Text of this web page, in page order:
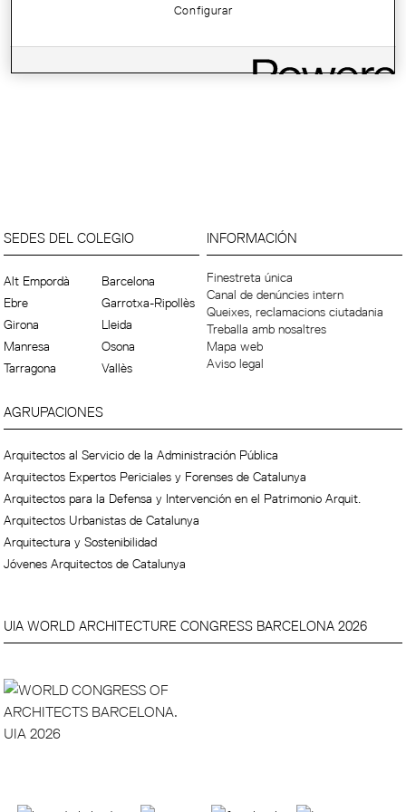
SEDES DEL COLEGIO
Alt Empordà
Barcelona
Ebre
Garrotxa-Ripollès
Girona
Lleida
Manresa
Osona
Tarragona
Vallès
INFORMACIÓN
Finestreta única
Canal de denúncies intern
Queixes, reclamacions ciutadania
Treballa amb nosaltres
Mapa web
Aviso legal
AGRUPACIONES
Arquitectos al Servicio de la Administración Pública
Arquitectos Expertos Periciales y Forenses de Catalunya
Arquitectos para la Defensa y Intervención en el Patrimonio Arquit.
Arquitectos Urbanistas de Catalunya
Arquitectura y Sostenibilidad
Jóvenes Arquitectos de Catalunya
UIA WORLD ARCHITECTURE CONGRESS BARCELONA 2026
Configurar